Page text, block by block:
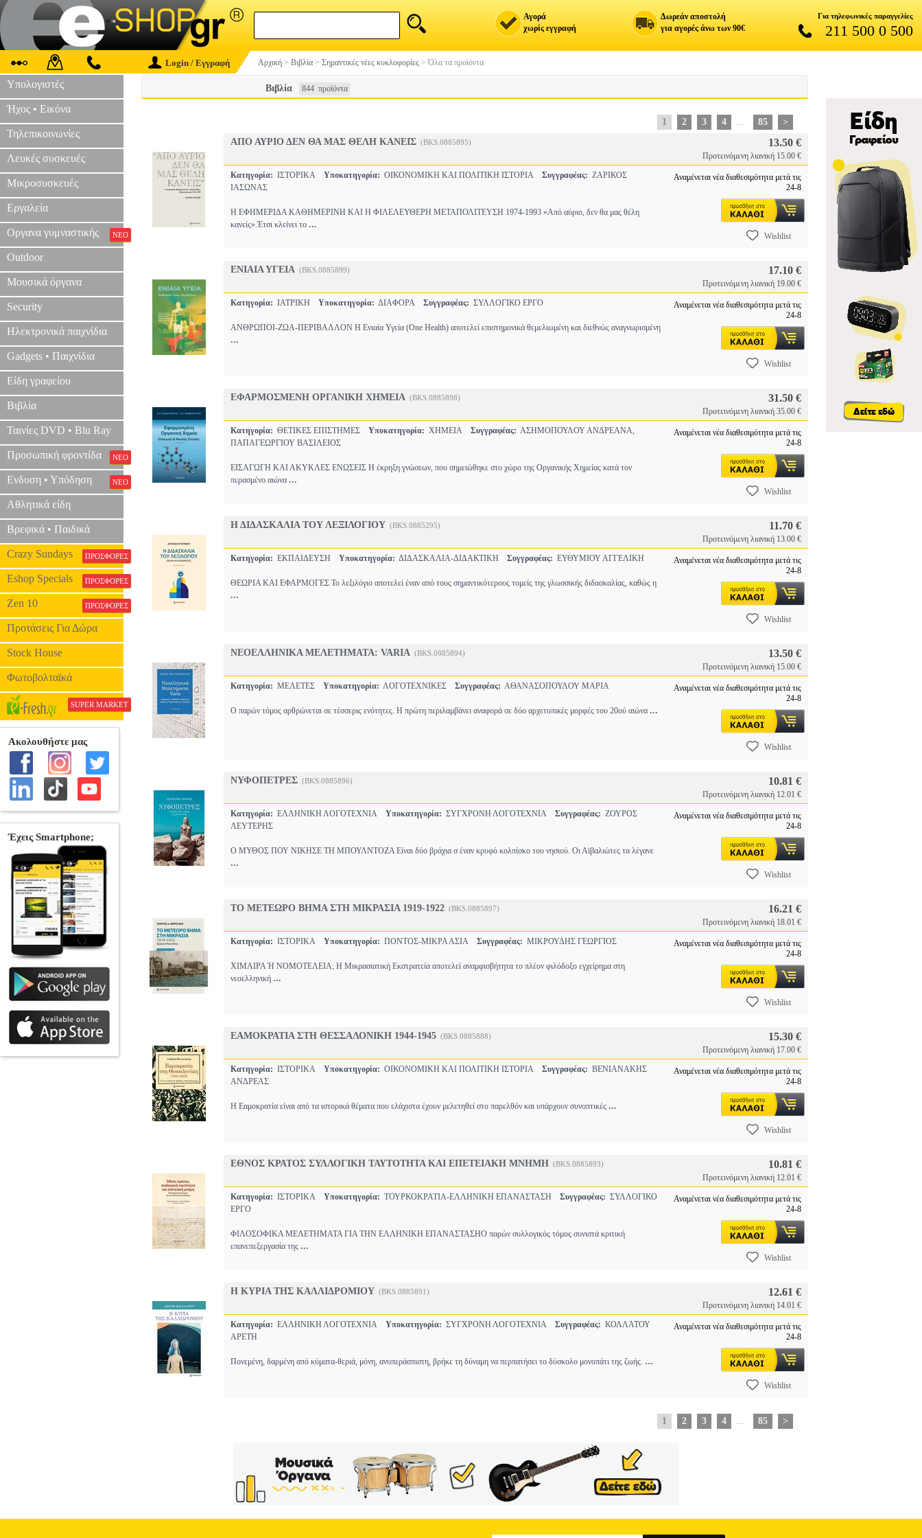
Αγορά
χωρίς εγγραφή
Δωρεάν αποστολή
για αγορές άνω των 90€
Για τηλεφωνικές παραγγελίες
211 500 0 500
Login / Εγγραφή Αρχική > Βιβλία > Σημαντικές νέες κυκλοφορίες >Όλα τα προϊόντα
Υπολογιστές
Ήχος • Εικόνα
Τηλεπικοινωνίες
Λευκές συσκευές
Μικροσυσκευές
Εργαλεία
Οργανα γυμναστικής ΝΕΟ
Outdoor
Μουσικά όργανα
Security
Ηλεκτρονικά παιχνίδια
Gadgets • Παιχνίδια
Είδη γραφείου
Βιβλία
Ταινίες DVD • Blu Ray
Προσωπική φροντίδα ΝΕΟ
Ενδυση • Υπόδηση ΝΕΟ
Αθλητικά είδη
Βρεφικά • Παιδικά
Crazy Sundays ΠΡΟΣΦΟΡΕΣ
Eshop Specials ΠΡΟΣΦΟΡΕΣ
Zen 10 ΠΡΟΣΦΟΡΕΣ
Προτάσεις Για Δώρα
Stock House
Φωτοβολταϊκά
SUPER MARKET
Βιβλία 844 προϊόντα
1 2 3 4 ... 85
>
ΑΠΟ ΑΥΡΙΟ ΔΕΝ ΘΑ ΜΑΣ ΘΕΛΗ ΚΑΝΕΙΣ (BKS.0885895) 13.50 €
Προτεινόμενη λιανική 15.00 €
Κατηγορία: ΙΣΤΟΡΙΚΑ Υποκατηγορία: ΟΙΚΟΝΟΜΙΚΗ ΚΑΙ ΠΟΛΙΤΙΚΗ ΙΣΤΟΡΙΑ Συγγραφέας: ΖΑΡΙΚΟΣ
ΙΑΣΩΝΑΣ
Η ΕΦΗΜΕΡΙΔΑ ΚΑΘΗΜΕΡΙΝΗ ΚΑΙ Η ΦΙΛΕΛΕΥΘΕΡΗ ΜΕΤΑΠΟΛΙΤΕΥΣΗ 1974-1993 «Από αύριο, δεν θα μας θέλη
κανείς».Έτσι κλείνει το ...
Αναμένεται νέα διαθεσιμότητα μετά τις
24-8
Wishlist
ΕΝΙΑΙΑ ΥΓΕΙΑ (BKS.0885899) 17.10 €
Προτεινόμενη λιανική 19.00 €
Κατηγορία: ΙΑΤΡΙΚΗ Υποκατηγορία: ΔΙΑΦΟΡΑ Συγγραφέας: ΣΥΛΛΟΓΙΚΟ ΕΡΓΟ
ΑΝΘΡΩΠΟΙ-ΖΩΑ-ΠΕΡΙΒΑΛΛΟΝ Η Ενιαία Υγεία (One Health) αποτελεί επιστημονικά θεμελιωμένη και διεθνώς αναγνωρισμένη
...
Αναμένεται νέα διαθεσιμότητα μετά τις
24-8
Wishlist
ΕΦΑΡΜΟΣΜΕΝΗ ΟΡΓΑΝΙΚΗ ΧΗΜΕΙΑ (BKS.0885898) 31.50 €
Προτεινόμενη λιανική 35.00 €
Κατηγορία: ΘΕΤΙΚΕΣ ΕΠΙΣΤΗΜΕΣ Υποκατηγορία: ΧΗΜΕΙΑ Συγγραφέας: ΑΣΗΜΟΠΟΥΛΟΥ ΑΝΔΡΕΑΝΑ,
ΠΑΠΑΓΕΩΡΓΙΟΥ ΒΑΣΙΛΕΙΟΣ
ΕΙΣΑΓΩΓΗ ΚΑΙ ΑΚΥΚΛΕΣ ΕΝΩΣΕΙΣ Η έκρηξη γνώσεων, που σημειώθηκε στο χώρο της Οργανικής Χημείας κατά τον
περασμένο αιώνα ...
Αναμένεται νέα διαθεσιμότητα μετά τις
24-8
Wishlist
Η ΔΙΔΑΣΚΑΛΙΑ ΤΟΥ ΛΕΞΙΛΟΓΙΟΥ (BKS.0885295) 11.70 €
Προτεινόμενη λιανική 13.00 €
Κατηγορία: ΕΚΠΑΙΔΕΥΣΗ Υποκατηγορία: ΔΙΔΑΣΚΑΛΙΑ-ΔΙΔΑΚΤΙΚΗ Συγγραφέας: ΕΥΘΥΜΙΟΥ ΑΓΓΕΛΙΚΗ
ΘΕΩΡΙΑ ΚΑΙ ΕΦΑΡΜΟΓΕΣ Το λεξιλόγιο αποτελεί έναν από τους σημαντικότερους τομείς της γλωσσικής διδασκαλίας, καθώς η
...
Αναμένεται νέα διαθεσιμότητα μετά τις
24-8
Wishlist
ΝΕΟΕΛΛΗΝΙΚΑ ΜΕΛΕΤΗΜΑΤΑ: VARIA (BKS.0885894) 13.50 €
Προτεινόμενη λιανική 15.00 €
Κατηγορία: ΜΕΛΕΤΕΣ Υποκατηγορία: ΛΟΓΟΤΕΧΝΙΚΕΣ Συγγραφέας: ΑΘΑΝΑΣΟΠΟΥΛΟΥ ΜΑΡΙΑ
Ο παρών τόμος αρθρώνεται σε τέσσερις ενότητες. Η πρώτη περιλαμβάνει αναφορά σε δύο αρχετυπικές μορφές του 20ού αιώνα ...
Αναμένεται νέα διαθεσιμότητα μετά τις
24-8
Wishlist
ΝΥΦΟΠΕΤΡΕΣ (BKS.0885896) 10.81 €
Προτεινόμενη λιανική 12.01 €
Κατηγορία: ΕΛΛΗΝΙΚΗ ΛΟΓΟΤΕΧΝΙΑ Υποκατηγορία: ΣΥΓΧΡΟΝΗ ΛΟΓΟΤΕΧΝΙΑ Συγγραφέας: ΖΟΥΡΟΣ
ΛΕΥΤΕΡΗΣ
Ο ΜΥΘΟΣ ΠΟΥ ΝΙΚΗΣΕ ΤΗ ΜΠΟΥΛΝΤΟΖΑ Είναι δύο βράχια σ έναν κρυφό κολπίσκο του νησιού. Οι Αϊβαλιώτες τα λέγανε
...
Αναμένεται νέα διαθεσιμότητα μετά τις
24-8
Wishlist
ΤΟ ΜΕΤΕΩΡΟ ΒΗΜΑ ΣΤΗ ΜΙΚΡΑΣΙΑ 1919-1922 (BKS.0885897) 16.21 €
Προτεινόμενη λιανική 18.01 €
Κατηγορία: ΙΣΤΟΡΙΚΑ Υποκατηγορία: ΠΟΝΤΟΣ-ΜΙΚΡΑ ΑΣΙΑ Συγγραφέας: ΜΙΚΡΟΥΔΗΣ ΓΕΩΡΓΙΟΣ
ΧΙΜΑΙΡΑ Ή ΝΟΜΟΤΕΛΕΙΑ; Η Μικρασιατική Εκστρατεία αποτελεί αναμφισβήτητα το πλέον φιλόδοξο εγχείρημα στη
νεοελληνική ...
Αναμένεται νέα διαθεσιμότητα μετά τις
24-8
Wishlist
ΕΑΜΟΚΡΑΤΙΑ ΣΤΗ ΘΕΣΣΑΛΟΝΙΚΗ 1944-1945 (BKS.0885888) 15.30 €
Προτεινόμενη λιανική 17.00 €
Κατηγορία: ΙΣΤΟΡΙΚΑ Υποκατηγορία: ΟΙΚΟΝΟΜΙΚΗ ΚΑΙ ΠΟΛΙΤΙΚΗ ΙΣΤΟΡΙΑ Συγγραφέας: ΒΕΝΙΑΝΑΚΗΣ
ΑΝΔΡΕΑΣ
Η Εαμοκρατία είναι από τα ιστορικά θέματα που ελάχιστα έχουν μελετηθεί στο παρελθόν και υπάρχουν συνοπτικές ...
Αναμένεται νέα διαθεσιμότητα μετά τις
24-8
Wishlist
ΕΘΝΟΣ ΚΡΑΤΟΣ ΣΥΛΛΟΓΙΚΗ ΤΑΥΤΟΤΗΤΑ ΚΑΙ ΕΠΕΤΕΙΑΚΗ ΜΝΗΜΗ (BKS.0885893) 10.81 €
Προτεινόμενη λιανική 12.01 €
Κατηγορία: ΙΣΤΟΡΙΚΑ Υποκατηγορία: ΤΟΥΡΚΟΚΡΑΤΙΑ-ΕΛΛΗΝΙΚΗ ΕΠΑΝΑΣΤΑΣΗ Συγγραφέας: ΣΥΛΛΟΓΙΚΟ
ΕΡΓΟ
ΦΙΛΟΣΟΦΙΚΑ ΜΕΛΕΤΗΜΑΤΑ ΓΙΑ ΤΗΝ ΕΛΛΗΝΙΚΗ ΕΠΑΝΑΣΤΑΣΗΟ παρών συλλογικός τόμος συνιστά κριτική
επανεπεξεργασία της ...
Αναμένεται νέα διαθεσιμότητα μετά τις
24-8
Wishlist
Η ΚΥΡΙΑ ΤΗΣ ΚΑΛΛΙΔΡΟΜΙΟΥ (BKS.0885891) 12.61 €
Προτεινόμενη λιανική 14.01 €
Κατηγορία: ΕΛΛΗΝΙΚΗ ΛΟΓΟΤΕΧΝΙΑ Υποκατηγορία: ΣΥΓΧΡΟΝΗ ΛΟΓΟΤΕΧΝΙΑ Συγγραφέας: ΚΟΛΛΑΤΟΥ
ΑΡΕΤΗ
Πονεμένη, δαρμένη από κύματα-θεριά, μόνη, ανυπεράσπιστη, βρήκε τη δύναμη να περπατήσει το δύσκολο μονοπάτι της ζωής. ...
Αναμένεται νέα διαθεσιμότητα μετά τις
24-8
Wishlist
1 2 3 4 ... 85 >